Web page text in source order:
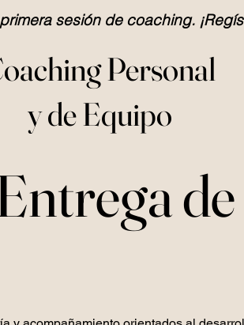
sesión de coaching.
Personal
y de Equipo